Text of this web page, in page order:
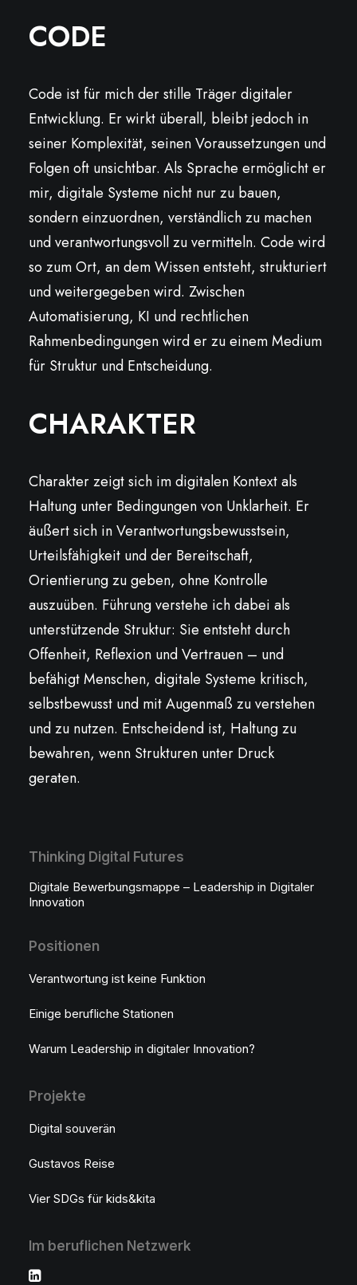
CODE
Code ist für mich der stille Träger digitaler
Entwicklung. Er wirkt überall, bleibt jedoch in
seiner Komplexität, seinen Voraussetzungen und
Folgen oft unsichtbar. Als Sprache ermöglicht er
mir, digitale Systeme nicht nur zu bauen,
sondern einzuordnen, verständlich zu machen
und verantwortungsvoll zu vermitteln. Code wird
so zum Ort, an dem Wissen entsteht, strukturiert
und weitergegeben wird. Zwischen
Automatisierung, KI und rechtlichen
Rahmenbedingungen wird er zu einem Medium
für Struktur und Entscheidung.
CHARAKTER
Charakter zeigt sich im digitalen Kontext als
Haltung unter Bedingungen von Unklarheit. Er
äußert sich in Verantwortungsbewusstsein,
Urteilsfähigkeit und der Bereitschaft,
Orientierung zu geben, ohne Kontrolle
auszuüben. Führung verstehe ich dabei als
unterstützende Struktur: Sie entsteht durch
Offenheit, Reflexion und Vertrauen – und
befähigt Menschen, digitale Systeme kritisch,
selbstbewusst und mit Augenmaß zu verstehen
und zu nutzen. Entscheidend ist, Haltung zu
bewahren, wenn Strukturen unter Druck
geraten.
Thinking Digital Futures
Digitale Bewerbungsmappe – Leadership in Digitaler
Innovation
Positionen
Verantwortung ist keine Funktion
Einige berufliche Stationen
Warum Leadership in digitaler Innovation?
Projekte
Digital souverän
Gustavos Reise
Vier SDGs für kids&kita
Im beruflichen Netzwerk